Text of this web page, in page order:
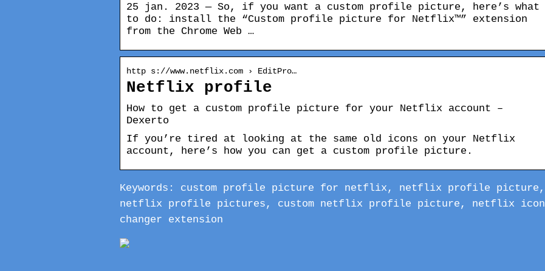
25 jan. 2023 — So, if you want a custom profile picture, here’s what
to do: install the “Custom profile picture for Netflix™” extension
from the Chrome Web …
http s://www.netflix.com › EditPro…
Netflix profile
How to get a custom profile picture for your Netflix account –
Dexerto
If you’re tired at looking at the same old icons on your Netflix
account, here’s how you can get a custom profile picture.
Keywords: custom profile picture for netflix, netflix profile picture,
netflix profile pictures, custom netflix profile picture, netflix icon
changer extension